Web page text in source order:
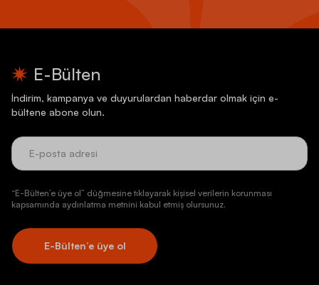
E-Bülten
İndirim, kampanya ve duyurulardan haberdar olmak için e-
bültene abone olun.
“E-Bülten’e üye ol” düğmesine tıklayarak kişisel verilerin korunması
kapsamında aydınlatma metnini kabul etmiş olursunuz.
E-Bülten’e üye ol